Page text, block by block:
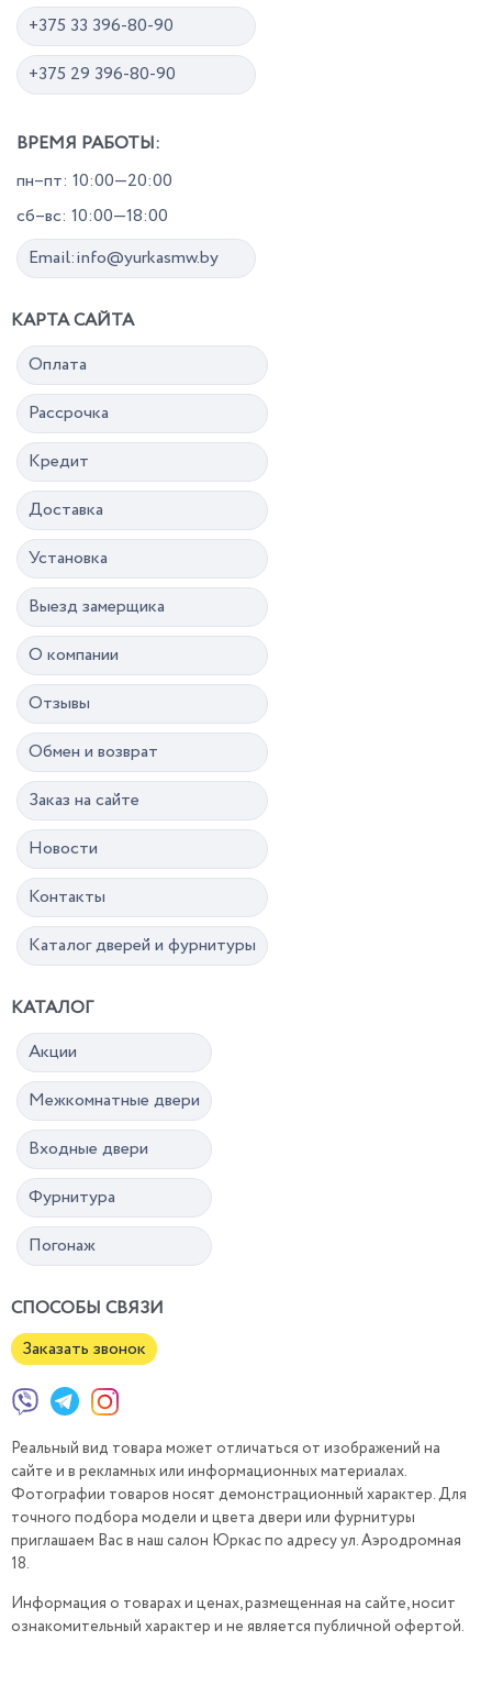
+375 33 396-80-90
+375 29 396-80-90
ВРЕМЯ РАБОТЫ:
пн–пт: 10:00—20:00
сб–вс: 10:00—18:00
Email:info@yurkasmw.by
КАРТА САЙТА
Оплата
Рассрочка
Кредит
Доставка
Установка
Выезд замерщика
О компании
Отзывы
Обмен и возврат
Заказ на сайте
Новости
Контакты
Каталог дверей и фурнитуры
КАТАЛОГ
Акции
Межкомнатные двери
Входные двери
Фурнитура
Погонаж
СПОСОБЫ СВЯЗИ
Заказать звонок
Реальный вид товара может отличаться от изображений на
сайте и в рекламных или информационных материалах.
Фотографии товаров носят демонстрационный характер. Для
точного подбора модели и цвета двери или фурнитуры
приглашаем Вас в наш салон Юркас по адресу ул. Аэродромная
18.
Информация о товарах и ценах, размещенная на сайте, носит
ознакомительный характер и не является публичной офертой.